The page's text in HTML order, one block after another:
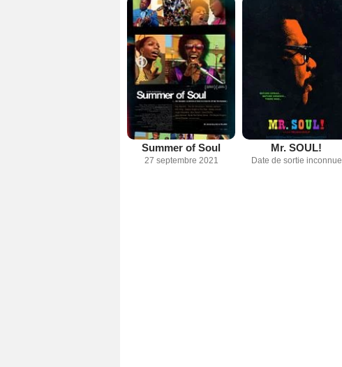
Summer of Soul
27 septembre 2021
Mr. SOUL!
Date de sortie inconnue